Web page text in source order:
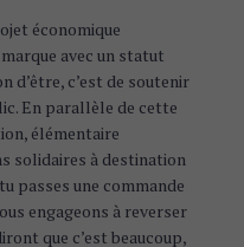
économique
marque avec un statut
d’être, c’est de soutenir
En parallèle de cette
élémentaire
solidaires à destination
passes une commande
engageons à reverser
que c’est beaucoup,